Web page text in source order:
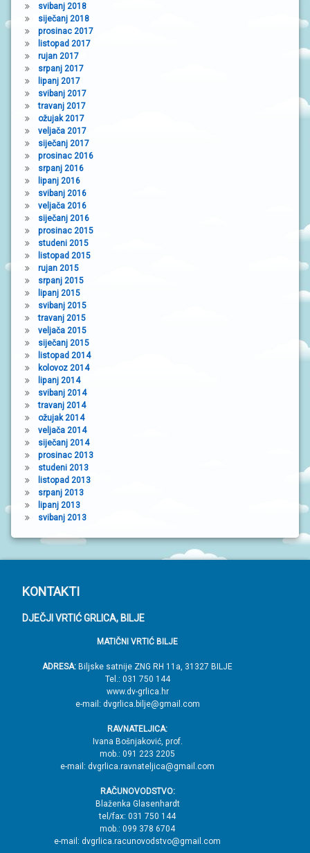
svibanj 2018
siječanj 2018
prosinac 2017
listopad 2017
rujan 2017
srpanj 2017
lipanj 2017
svibanj 2017
travanj 2017
ožujak 2017
veljača 2017
siječanj 2017
prosinac 2016
srpanj 2016
lipanj 2016
svibanj 2016
veljača 2016
siječanj 2016
prosinac 2015
studeni 2015
listopad 2015
rujan 2015
srpanj 2015
lipanj 2015
svibanj 2015
travanj 2015
veljača 2015
siječanj 2015
listopad 2014
kolovoz 2014
lipanj 2014
svibanj 2014
travanj 2014
ožujak 2014
veljača 2014
siječanj 2014
prosinac 2013
studeni 2013
listopad 2013
srpanj 2013
lipanj 2013
svibanj 2013
P
o
KONTAKTI
DJEČJI VRTIĆ GRLICA, BILJE
MATIČNI VRTIĆ BILJE
ADRESA: Biljske satnije ZNG RH 11a, 31327 BILJE
Tel.: 031 750 144
www.dv-grlica.hr
e-mail: dvgrlica.bilje@gmail.com
RAVNATELJICA:
Ivana Bošnjaković, prof.
mob.: 091 223 2205
e-mail: dvgrlica.ravnateljica@gmail.com
RAČUNOVODSTVO:
Blaženka Glasenhardt
tel/fax: 031 750 144
mob.: 099 378 6704
e-mail: dvgrlica.racunovodstvo@gmail.com